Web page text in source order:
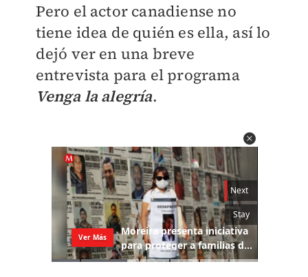
Pero el actor canadiense no
tiene idea de quién es ella, así lo
dejó ver en una breve
entrevista para el programa
Venga la alegría.